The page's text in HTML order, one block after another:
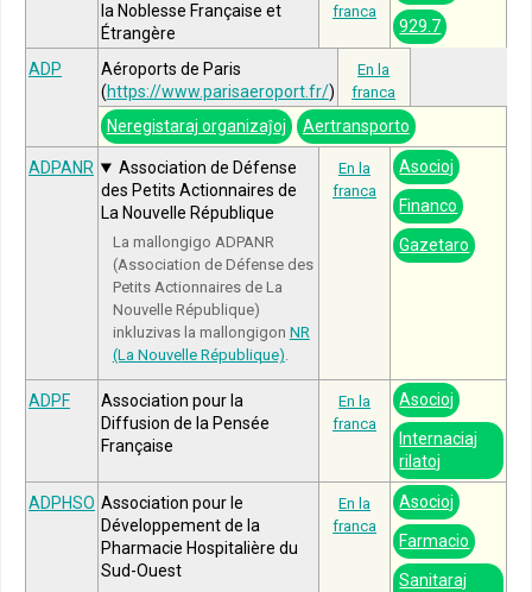
la Noblesse Française et
Étrangère
franca
929.7
ADP
Aéroports de Paris
(https://www.parisaeroport.fr/)
En la
franca
Neregistaraj organizaĵoj Aertransporto
ADPANR
Association de Défense
des Petits Actionnaires de
La Nouvelle République
La mallongigo ADPANR
(Association de Défense des
Petits Actionnaires de La
Nouvelle République)
inkluzivas la mallongigon NR
(La Nouvelle République).
En la
franca
Asocioj
Financo
Gazetaro
ADPF
Association pour la
Diffusion de la Pensée
Française
En la
franca
Asocioj
Internaciaj
rilatoj
ADPHSO Association pour le
Développement de la
Pharmacie Hospitalière du
Sud-Ouest
En la
franca
Asocioj
Farmacio
Sanitaraj